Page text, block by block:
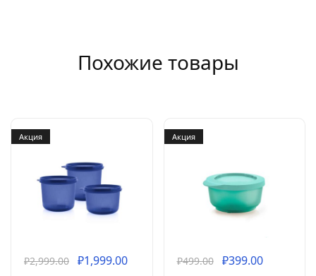
Похожие товары
Акция
₽2,999.00 ₽1,999.00
Акция
₽499.00 ₽399.00